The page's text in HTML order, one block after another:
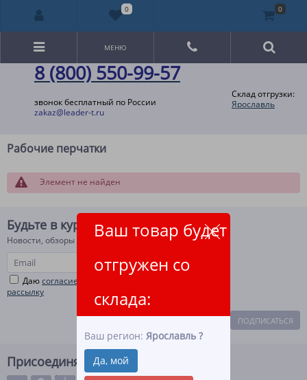
8 (800) 550-99-57
звонок бесплатный по России
zakaz@leader-t.ru
Склад отгрузки:
Ярославль
Ваш товар будет
отгружен со
склада:
Ваш регион:Ярославль ?
Да, мой
МЕНЮ
Рабочие перчатки
Элемент не найден
Будьте в курсе!
Новости, обзоры и акции
Даюсогласие на рекламную и информационную
рассылку
ПОДПИСАТЬСЯ
Присоединяйтесь
0 0